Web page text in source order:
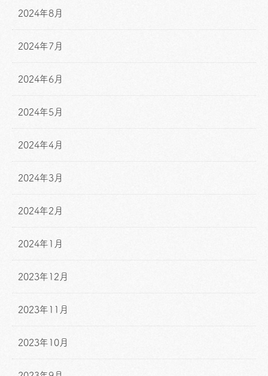
2024年8月
2024年7月
2024年6月
2024年5月
2024年4月
2024年3月
2024年2月
2024年1月
2023年12月
2023年11月
2023年10月